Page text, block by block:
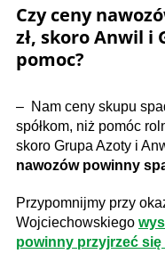
Czy ceny
zł, skoro Anwil i
pomoc?
– Nam ceny skupu
spółkom, niż pomóc
skoro Grupa Azoty i
nawozów powinny
Przypomnijmy przy
Wojciechowskiego
powinny przyjrzeć